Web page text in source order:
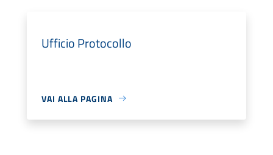
Ufficio Protocollo
VAI ALLA PAGINA